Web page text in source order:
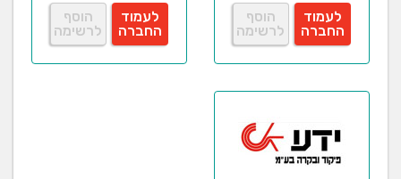
לעמוד
החברה
הוסף
לרשימה
לעמוד
החברה
הוסף
לרשימה